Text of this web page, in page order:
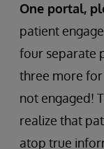
One portal,
patient
four separate
three more
not engaged!
realize that
atop true